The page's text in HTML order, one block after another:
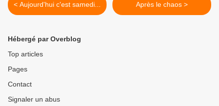
< Aujourd'hui c'est samedi... Après le chaos >
Hébergé par Overblog
Top articles
Pages
Contact
Signaler un abus